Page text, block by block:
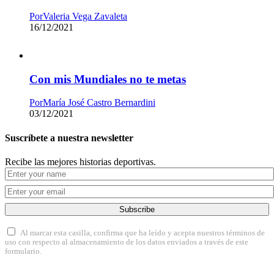
PorValeria Vega Zavaleta
16/12/2021
Con mis Mundiales no te metas
PorMaría José Castro Bernardini
03/12/2021
Suscríbete a nuestra newsletter
Recibe las mejores historias deportivas.
Subscribe
Al marcar esta casilla, confirma que ha leído y acepta nuestros términos de
uso con respecto al almacenamiento de los datos enviados a través de este
formulario.